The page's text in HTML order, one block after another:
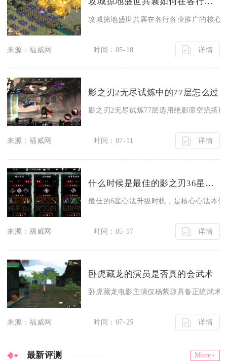
攻城掠地盛世共襄在各行各业推广的核心
来源：福威网 时间：05-18 详情
影之刃2无尽试炼中的77层怎么过
影之刃2无尽试炼77层选用绝影滞空流搭
来源：福威网 时间：07-11 详情
什么时候是最佳的影之刃36星心法升级时机
最佳的6星心法升级时机，是核心心法本
来源：福威网 时间：05-17 详情
卧虎藏龙的演员是否真的会武术
卧虎藏龙电影主演仅杨紫琼具备正统武术
来源：福威网 时间：07-25 详情
最新评测 More+